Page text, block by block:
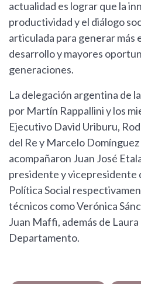
actualidad es lograr que la
productividad y el diálogo
articulada para generar más
desarrollo y mayores
generaciones.
La delegación argentina de
por Martín Rappallini y los
Ejecutivo David Uriburu,
del Re y Marcelo
acompañaron Juan José
presidente y vicepresidente
Política Social
técnicos como Verónica
Juan Maffi, además de
Departamento.